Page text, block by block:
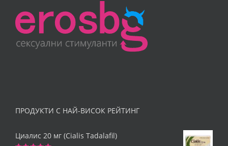
ПРОДУКТИ С НАЙ-ВИСОК РЕЙТИНГ
Циалис 20 мг (Cialis Tadalafil)